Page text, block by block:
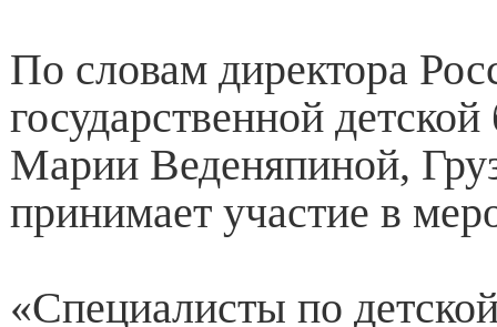
По словам директора
государственной
Марии Веденяпиной,
принимает участие в
«Специалисты по